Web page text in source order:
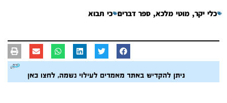
כלי יקר, מוטי מלכא, ספר דברים כי תבוא